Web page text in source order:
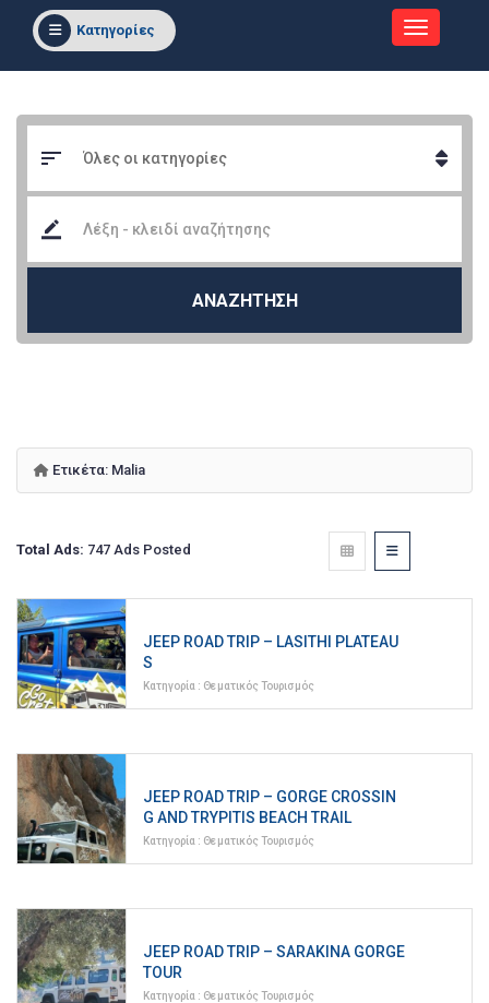
Κατηγορίες
ΑΝΑΖΗΤΗΣΗ
Ετικέτα: Malia
Total Ads: 747 Ads Posted
JEEP ROAD TRIP – LASITHI PLATEAU
S
Κατηγορία : Θεματικός Τουρισμός
JEEP ROAD TRIP – GORGE CROSSIN
G AND TRYPITIS BEACH TRAIL
Κατηγορία : Θεματικός Τουρισμός
JEEP ROAD TRIP – SARAKINA GORGE
TOUR
Κατηγορία : Θεματικός Τουρισμός